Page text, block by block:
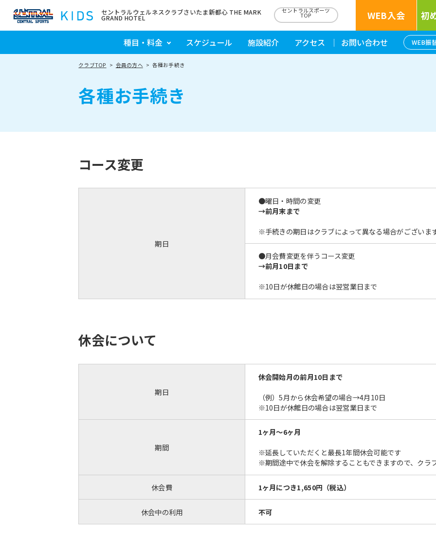
セントラルウェルネスクラブさいたま新都心 THE MARK
GRAND HOTEL
セントラルスポーツ
TOP WEB入会 初
種目・料金 スケジュール 施設紹介 アクセス お問い合わせ WEB振
クラブTOP 会員の方へ 各種お手続き
各種お手続き
コース変更
期日
●曜日・時間の変更
→前月末まで
※手続きの期日はクラブによって異なる場合がございま
●月会費変更を伴うコース変更
→前月10日まで
※10日が休館日の場合は翌営業日まで
休会について
期日
休会開始月の前月10日まで
（例）5月から休会希望の場合→4月10日
※10日が休館日の場合は翌営業日まで
期間
1ヶ月～6ヶ月
※延長していただくと最長1年間休会可能です
※期間途中で休会を解除することもできますので、クラ
休会費 1ヶ月につき1,650円 （税込）
休会中の利用 不可
For foreigners